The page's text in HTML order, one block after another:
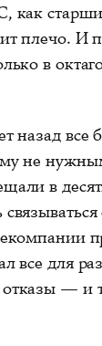
как
плечо. И
в
назад все
не
в
все для
— и